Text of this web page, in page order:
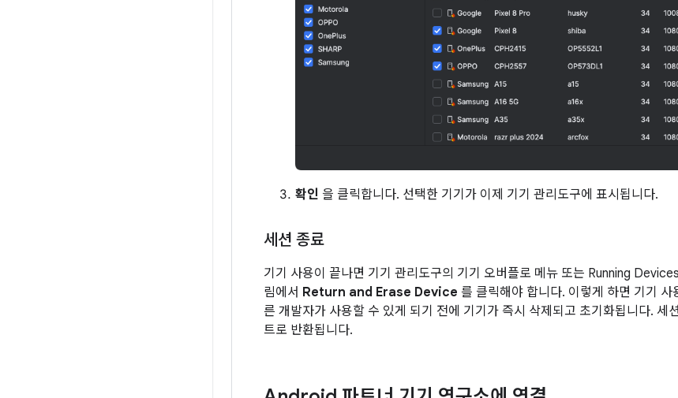
확인 을 클릭합니다. 선택한 기기가 이제 기기 관리도구에 표시됩니다.
세션 종료
기기 사용이 끝나면 기기 관리도구의 기기 오버플로 메뉴 또는 Running
림에서 Return and Erase Device 를 클릭해야 합니다. 이렇게 하면 기기
른 개발자가 사용할 수 있게 되기 전에 기기가 즉시 삭제되고 초기화됩니다. 세
트로 반환됩니다.